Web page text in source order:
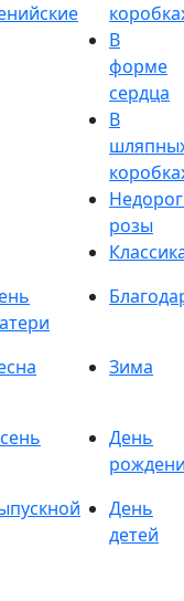
В
форме
сердца
В
розы
Зима
День
День
детей